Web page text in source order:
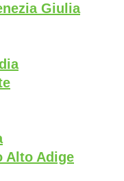
Giulia
Alto Adige